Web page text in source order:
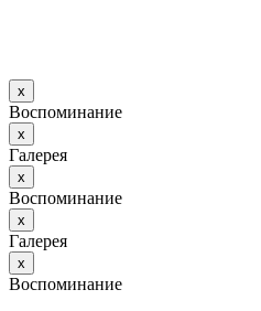
х
Воспоминание
х
Галерея
х
Воспоминание
х
Галерея
х
Воспоминание